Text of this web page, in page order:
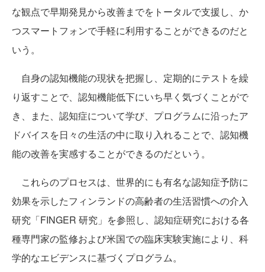
な観点で早期発見から改善までをトータルで支援し、か
つスマートフォンで手軽に利用することができるのだと
いう。
自身の認知機能の現状を把握し、定期的にテストを繰
り返すことで、認知機能低下にいち早く気づくことがで
き、また、認知症について学び、プログラムに沿ったア
ドバイスを日々の生活の中に取り入れることで、認知機
能の改善を実感することができるのだという。
これらのプロセスは、世界的にも有名な認知症予防に
効果を示したフィンランドの高齢者の生活習慣への介入
研究「FINGER 研究」を参照し、認知症研究における各
種専門家の監修および米国での臨床実験実施により、科
学的なエビデンスに基づくプログラム。